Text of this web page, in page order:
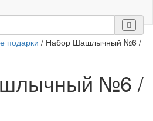
подарки / Набор Шашлычный №6 /
№6 /